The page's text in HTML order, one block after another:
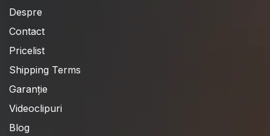
Despre
Contact
Pricelist
Shipping Terms
Garanție
Videoclipuri
Blog